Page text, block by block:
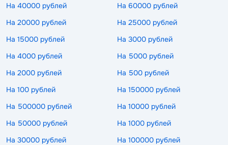
На 40000 рублей
На 60000 рублей
На 20000 рублей
На 25000 рублей
На 15000 рублей
На 3000 рублей
На 4000 рублей
На 5000 рублей
На 2000 рублей
На 500 рублей
На 100 рублей
На 150000 рублей
На 500000 рублей
На 10000 рублей
На 50000 рублей
На 1000 рублей
На 30000 рублей
На 100000 рублей